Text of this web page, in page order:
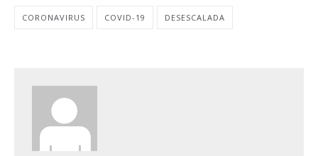
CORONAVIRUS COVID-19 DESESCALADA